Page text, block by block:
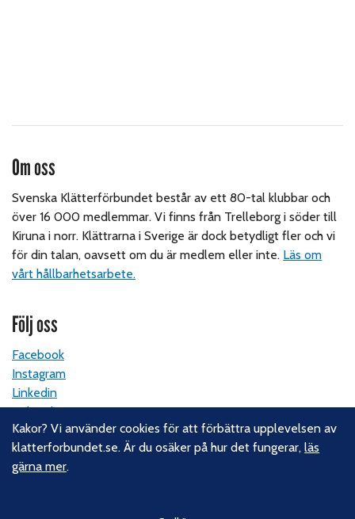
Om oss
Svenska Klätterförbundet består av ett 80-tal klubbar och
över 16 000 medlemmar. Vi finns från Trelleborg i söder till
Kiruna i norr. Klättrarna i Sverige är dock betydligt fler och vi
för din talan, oavsett om du är medlem eller inte. Läs om
vårt hållbarhetsarbete.
Följ oss
Facebook
Instagram
Linkedin
Nyhetsbrev
Kontakt
Kakor? Vi använder cookies för att förbättra upplevelsen av
klatterforbundet.se. Är du osäker på hur det fungerar,läs
gärna mer.